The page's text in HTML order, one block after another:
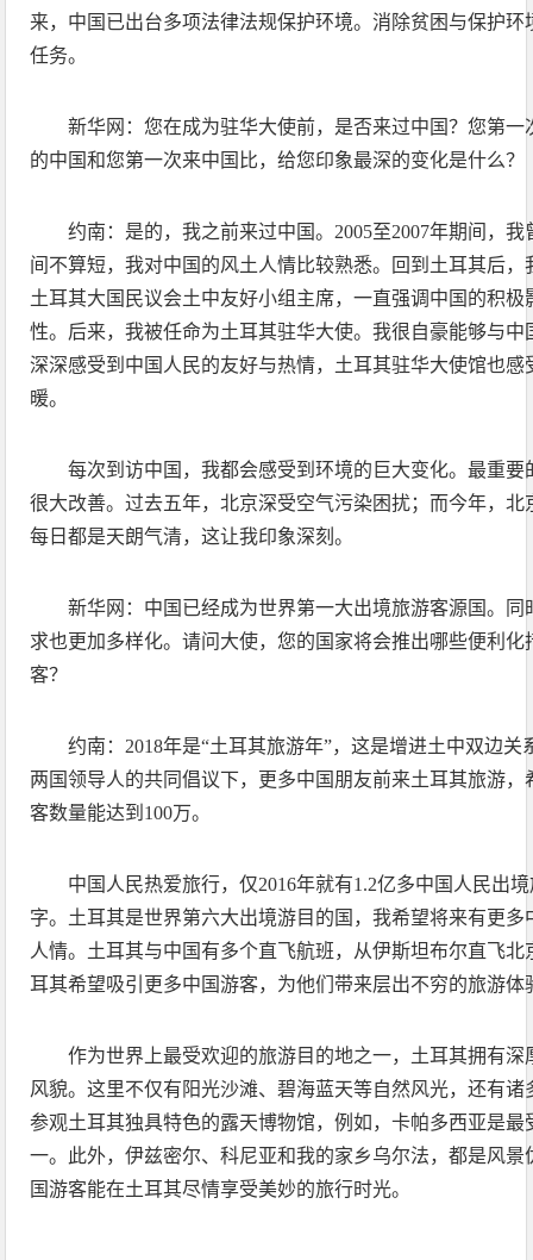
来，中国已出台多项法律法规保护环境。消除贫困与保护
任务。
新华网：您在成为驻华大使前，是否来过中国？您第
的中国和您第一次来中国比，给您印象最深的变化是什么？
约南：是的，我之前来过中国。2005至2007年期间，
间不算短，我对中国的风土人情比较熟悉。回到土耳其后
土耳其大国民议会土中友好小组主席，一直强调中国的积
性。后来，我被任命为土耳其驻华大使。我很自豪能够与
深深感受到中国人民的友好与热情，土耳其驻华大使馆也
暖。
每次到访中国，我都会感受到环境的巨大变化。最重
很大改善。过去五年，北京深受空气污染困扰；而今年，
每日都是天朗气清，这让我印象深刻。
新华网：中国已经成为世界第一大出境旅游客源国。
求也更加多样化。请问大使，您的国家将会推出哪些便利
客？
约南：2018年是“土耳其旅游年”，这是增进土中双边
两国领导人的共同倡议下，更多中国朋友前来土耳其旅游
客数量能达到100万。
中国人民热爱旅行，仅2016年就有1.2亿多中国人民出
字。土耳其是世界第六大出境游目的国，我希望将来有更
人情。土耳其与中国有多个直飞航班，从伊斯坦布尔直飞
耳其希望吸引更多中国游客，为他们带来层出不穷的旅游体
作为世界上最受欢迎的旅游目的地之一，土耳其拥有
风貌。这里不仅有阳光沙滩、碧海蓝天等自然风光，还有
参观土耳其独具特色的露天博物馆，例如，卡帕多西亚是
一。此外，伊兹密尔、科尼亚和我的家乡乌尔法，都是风
国游客能在土耳其尽情享受美妙的旅行时光。